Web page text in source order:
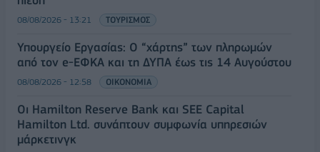
08/08/2026 - 13:21 ΤΟΥΡΙΣΜΟΣ
Υπουργείο Εργασίας: Ο “χάρτης” των πληρωμών
από τον e-ΕΦΚΑ και τη ΔΥΠΑ έως τις 14 Αυγούστου
08/08/2026 - 12:58 ΟΙΚΟΝΟΜΙΑ
Οι Hamilton Reserve Bank και SEE Capital
Hamilton Ltd. συνάπτουν συμφωνία υπηρεσιών
μάρκετινγκ